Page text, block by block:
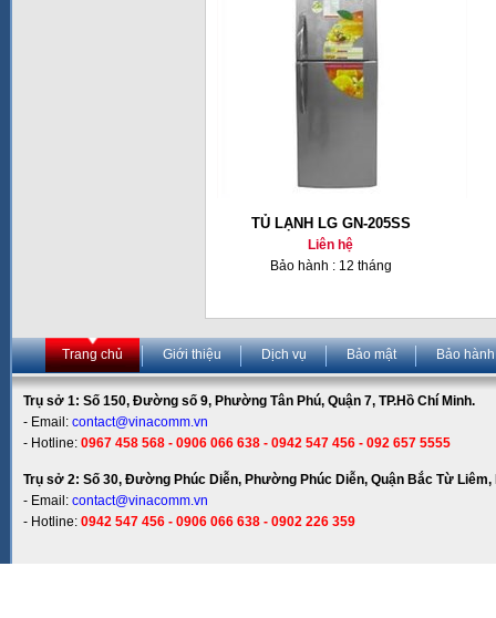
TỦ LẠNH LG GN-205SS
Liên hệ
Bảo hành : 12 tháng
Trang chủ Giới thiệu Dịch vụ Bảo mật Bảo hành
Trụ sở 1: Số 150, Đường số 9, Phường Tân Phú, Quận 7, TP.Hồ Chí Minh.
- Email: contact@vinacomm.vn
- Hotline: 0967 458 568 - 0906 066 638 - 0942 547 456 - 092 657 5555
Trụ sở 2: Số 30, Đường Phúc Diễn, Phường Phúc Diễn, Quận Bắc Từ Liêm,
- Email: contact@vinacomm.vn
- Hotline: 0942 547 456 - 0906 066 638 - 0902 226 359